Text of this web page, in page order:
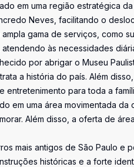
em uma região estratégica
Neves, facilitando o
gama de serviços, como
às necessidades
por abrigar o Museu
a história do país. Além
para toda a
em uma área movimentada
Além disso, a oferta de
mais antigos de São Paulo e
históricas e a forte